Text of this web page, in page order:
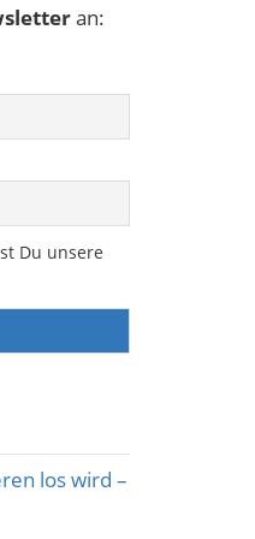
an:
Du unsere
los wird –